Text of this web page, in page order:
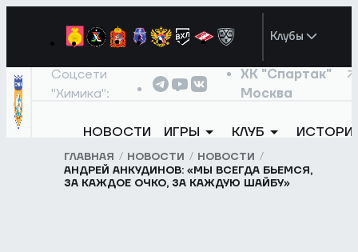
Клубы
Соцсети
"Химика":
ХК "Спартак"
Москва
НОВОСТИ ИГРЫ КЛУБ
ГЛАВНАЯ НОВОСТИ
НОВОСТИ
АНДРЕЙ АНКУДИНОВ: «МЫ ВСЕГДА БЬЕМСЯ,
ЗА КАЖДОЕ ОЧКО, ЗА КАЖДУЮ ШАЙБУ»